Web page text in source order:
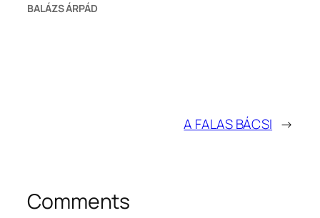
BALÁZS ÁRPÁD
A FALAS BÁCSI →
Comments